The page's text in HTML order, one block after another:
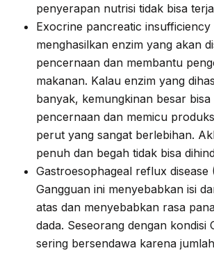
penyerapan nutrisi tidak bisa
Exocrine pancreatic insufficiency
menghasilkan enzim yang akan
pencernaan dan membantu
makanan. Kalau enzim yang
banyak, kemungkinan besar bisa
pencernaan dan memicu
perut yang sangat berlebihan.
penuh dan begah tidak bisa
Gastroesophageal reflux disease
Gangguan ini menyebabkan isi
atas dan menyebabkan rasa
dada. Seseorang dengan kondisi
sering bersendawa karena